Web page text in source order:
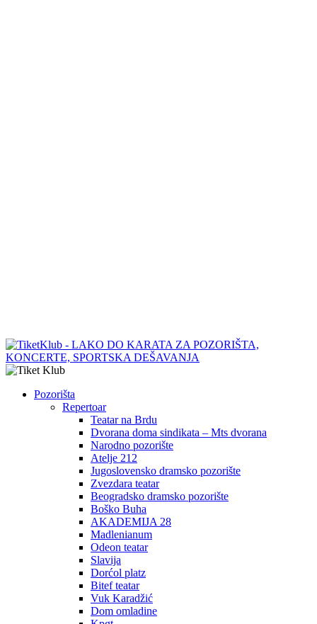
Pozorišta
Repertoar
Teatar na Brdu
Dvorana doma sindikata – Mts dvorana
Narodno pozorište
Atelje 212
Jugoslovensko dramsko pozorište
Zvezdara teatar
Beogradsko dramsko pozorište
Boško Buha
AKADEMIJA 28
Madlenianum
Odeon teatar
Slavija
Dorćol platz
Bitef teatar
Vuk Karadžić
Dom omladine